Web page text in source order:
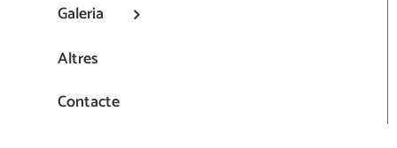
Galeria
Altres
Contacte